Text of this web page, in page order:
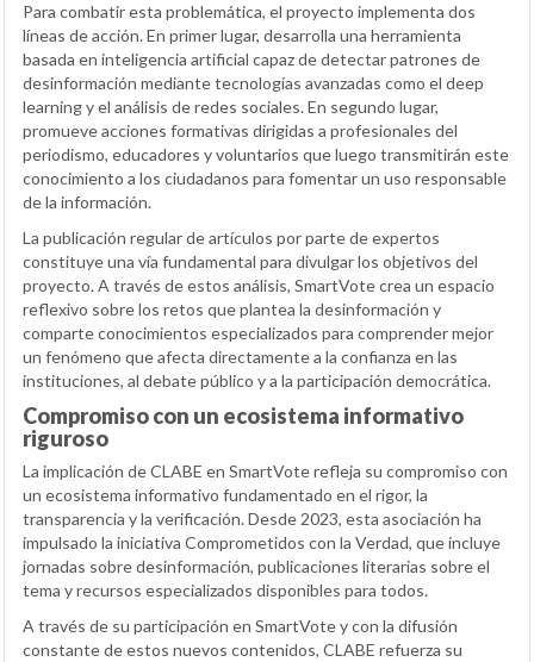
Para combatir esta problemática, el proyecto implementa dos
líneas de acción. En primer lugar, desarrolla una herramienta
basada en inteligencia artificial capaz de detectar patrones de
desinformación mediante tecnologías avanzadas como el deep
learning y el análisis de redes sociales. En segundo lugar,
promueve acciones formativas dirigidas a profesionales del
periodismo, educadores y voluntarios que luego transmitirán este
conocimiento a los ciudadanos para fomentar un uso responsable
de la información.
La publicación regular de artículos por parte de expertos
constituye una vía fundamental para divulgar los objetivos del
proyecto. A través de estos análisis, SmartVote crea un espacio
reflexivo sobre los retos que plantea la desinformación y
comparte conocimientos especializados para comprender mejor
un fenómeno que afecta directamente a la confianza en las
instituciones, al debate público y a la participación democrática.
Compromiso con un ecosistema informativo
riguroso
La implicación de CLABE en SmartVote refleja su compromiso con
un ecosistema informativo fundamentado en el rigor, la
transparencia y la verificación. Desde 2023, esta asociación ha
impulsado la iniciativa Comprometidos con la Verdad, que incluye
jornadas sobre desinformación, publicaciones literarias sobre el
tema y recursos especializados disponibles para todos.
A través de su participación en SmartVote y con la difusión
constante de estos nuevos contenidos, CLABE refuerza su